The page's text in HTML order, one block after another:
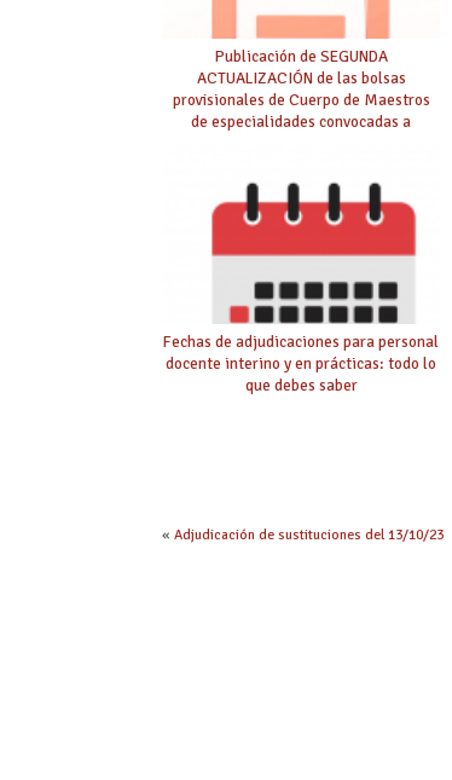
Publicación de SEGUNDA
ACTUALIZACIÓN de las bolsas
provisionales de Cuerpo de Maestros
de especialidades convocadas a
Fechas de adjudicaciones para personal
docente interino y en prácticas: todo lo
que debes saber
«Adjudicación de sustituciones del 13/10/23